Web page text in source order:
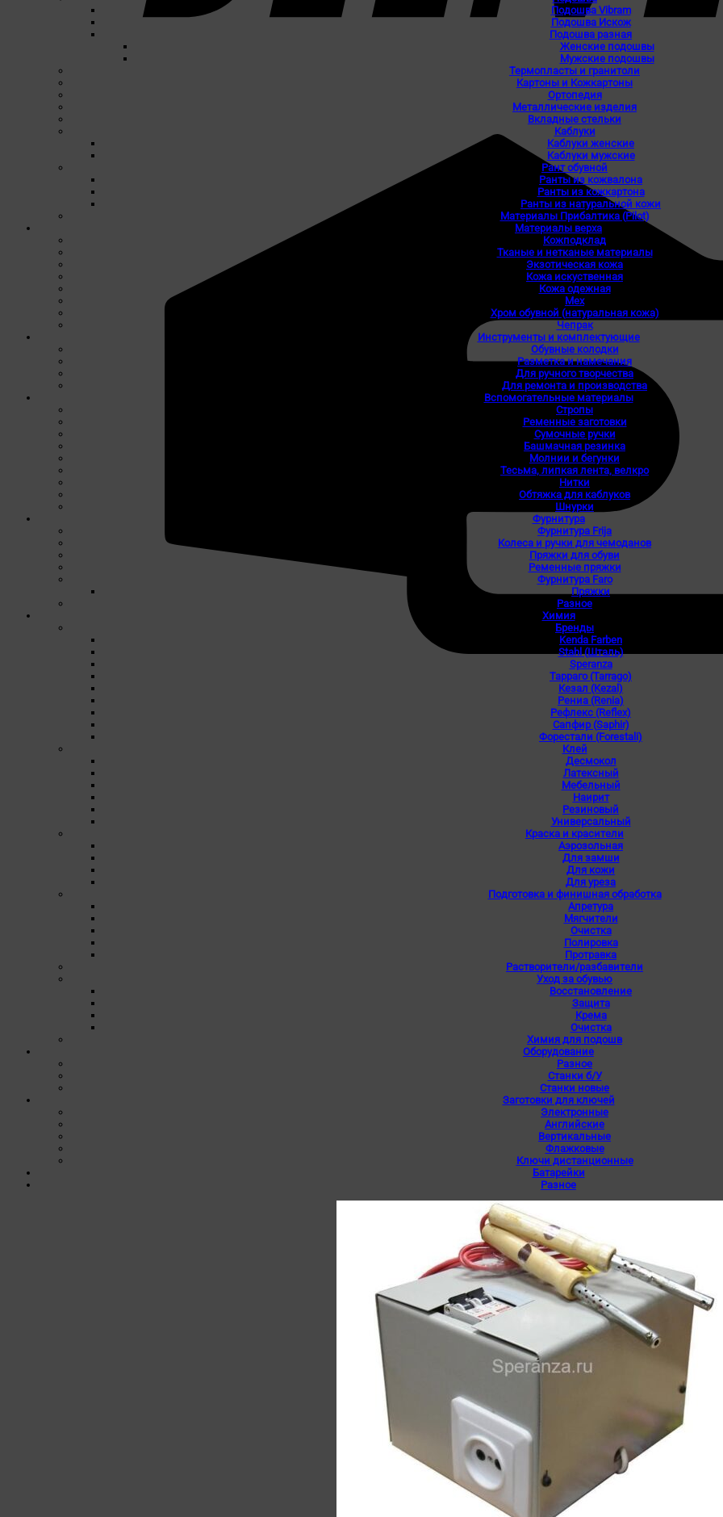
Подошва Vibram
Подошва Искож
Подошва разная
Женские подошвы
Мужские подошвы
Термопласты и гранитоли
Картоны и Кожкартоны
Ортопедия
Металлические изделия
Вкладные стельки
Каблуки
Каблуки женские
Каблуки мужские
Рант обувной
Ранты из кожвалона
Ранты из кожкартона
Ранты из натуральной кожи
Материалы Прибалтика (Pilot)
Материалы верха
Кожподклад
Тканые и нетканые материалы
Экзотическая кожа
Кожа искуственная
Кожа одежная
Мех
Хром обувной (натуральная кожа)
Чепрак
Инструменты и комплектующие
Обувные колодки
Разметка и намечания
Для ручного творчества
Для ремонта и производства
Вспомогательные материалы
Стропы
Ременные заготовки
Сумочные ручки
Башмачная резинка
Молнии и бегунки
Тесьма, липкая лента, велкро
Нитки
Обтяжка для каблуков
Шнурки
Фурнитура
Фурнитура Frija
Колеса и ручки для чемоданов
Пряжки для обуви
Ременные пряжки
Фурнитура Faro
Пряжки
Разное
Химия
Бренды
Kenda Farben
Stahl (Шталь)
Speranza
Тарраго (Tarrago)
Кезал (Kezal)
Рениа (Renia)
Рефлекс (Reflex)
Сапфир (Saphir)
Форестали (Forestali)
Клей
Десмокол
Латексный
Мебельный
Наирит
Резиновый
Универсальный
Краска и красители
Аэрозольная
Для замши
Для кожи
Для уреза
Подготовка и финишная обработка
Апретура
Мягчители
Очистка
Полировка
Протравка
Растворители/разбавители
Уход за обувью
Восстановление
Защита
Крема
Очистка
Химия для подошв
Оборудование
Разное
Станки б/У
Станки новые
Заготовки для ключей
Электронные
Английские
Вертикальные
Флажковые
Ключи дистанционные
Батарейки
Разное